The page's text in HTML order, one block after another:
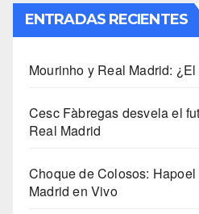
ENTRADAS RECIENTES
Mourinho y Real Madrid:
Cesc Fàbregas desvela el
Real Madrid
Choque de Colosos:
Madrid en Vivo